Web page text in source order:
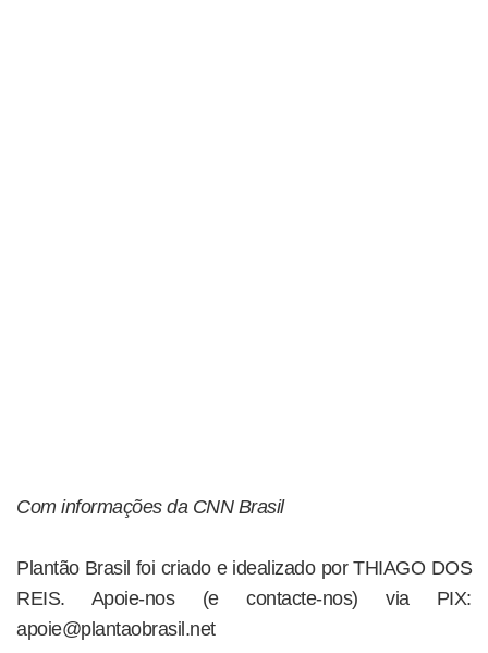
Com informações da CNN Brasil
Plantão Brasil foi criado e idealizado por THIAGO DOS
REIS. Apoie-nos (e contacte-nos) via PIX:
apoie@plantaobrasil.net